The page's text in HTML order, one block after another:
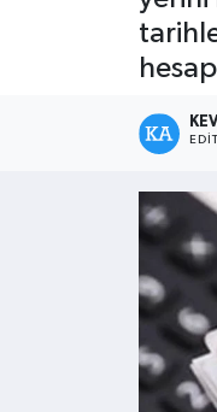
Kültür - Sanat